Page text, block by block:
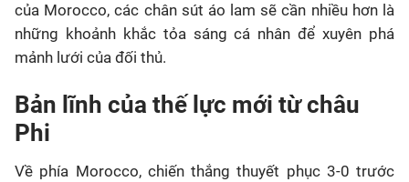
của Morocco, các chân sút áo lam sẽ cần nhiều hơn là
những khoảnh khắc tỏa sáng cá nhân để xuyên phá
mảnh lưới của đối thủ.
Bản lĩnh của thế lực mới từ châu
Phi
Về phía Morocco, chiến thắng thuyết phục 3-0 trước